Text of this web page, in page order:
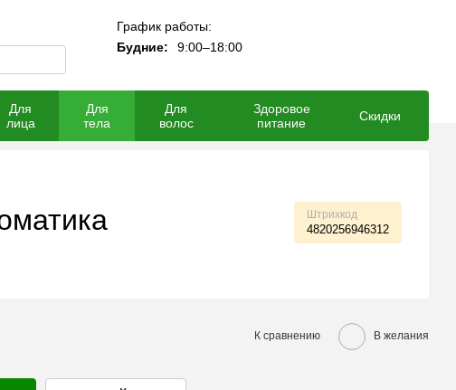
График работы:
Будние:
9:00–18:00
Для
лица
Для
тела
Для
волос
Здоровое
питание
Скидки
Штрихкод
4820256946312
К сравнению В желания